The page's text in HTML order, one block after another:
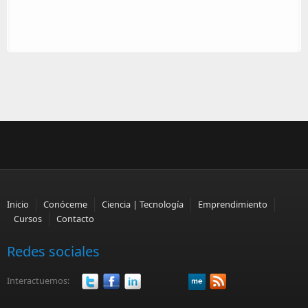
Inicio Conóceme Ciencia | Tecnología
Emprendimiento
Cursos
Contacto
Redes sociales
Interactuemos: